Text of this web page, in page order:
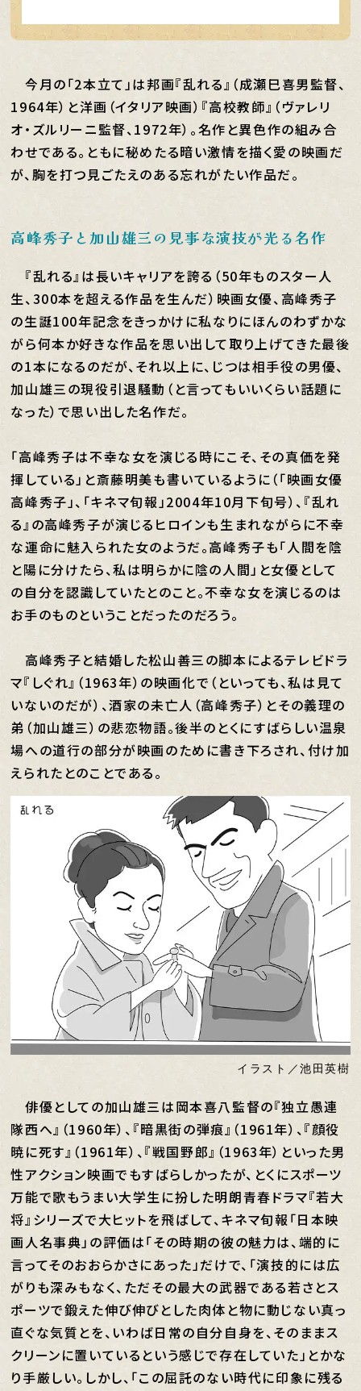
今月の「2本立て」は邦画『乱れる』（成瀬巳喜男監督、
1964年）と洋画（イタリア映画）『高校教師』（ヴァレリ
オ・ズルリーニ監督、1972年）。名作と異色作の組み合
わせである。ともに秘めたる暗い激情を描く愛の映画だ
が、胸を打つ見ごたえのある忘れがたい作品だ。
高峰秀子と加山雄三の見事な演技が光る名作
『乱れる』は長いキャリアを誇る（50年ものスター人
生、300本を超える作品を生んだ）映画女優、高峰秀子
の生誕100年記念をきっかけに私なりにほんのわずかな
がら何本か好きな作品を思い出して取り上げてきた最後
の1本になるのだが、それ以上に、じつは相手役の男優、
加山雄三の現役引退騒動（と言ってもいいくらい話題に
なった）で思い出した名作だ。
「高峰秀子は不幸な女を演じる時にこそ、その真価を発
揮している」と斎藤明美も書いているように（「映画女優
高峰秀子」、「キネマ旬報」2004年10月下旬号）、『乱れ
る』の高峰秀子が演じるヒロインも生まれながらに不幸
な運命に魅入られた女のようだ。高峰秀子も「人間を陰
と陽に分けたら、私は明らかに陰の人間」と女優として
の自分を認識していたとのこと。不幸な女を演じるのは
お手のものということだったのだろう。
高峰秀子と結婚した松山善三の脚本によるテレビドラ
マ『しぐれ』（1963年）の映画化で（といっても、私は見て
いないのだが）、酒家の未亡人（高峰秀子）とその義理の
弟（加山雄三）の悲恋物語。後半のとくにすばらしい温泉
場への道行の部分が映画のために書き下ろされ、付け加
えられたとのことである。
イラスト／池田英樹
俳優としての加山雄三は岡本喜八監督の『独立愚連
隊西へ』（1960年）、『暗黒街の弾痕』（1961年）、『顔役
暁に死す』（1961年）、『戦国野郎』（1963年）といった男
性アクション映画でもすばらしかったが、とくにスポーツ
万能で歌もうまい大学生に扮した明朗青春ドラマ『若大
将』シリーズで大ヒットを飛ばして、キネマ旬報「日本映
画人名事典」の評価は「その時期の彼の魅力は、端的に
言ってそのおおらかさにあった」だけで、「演技的には広
がりも深みもなく、ただその最大の武器である若さとス
ポーツで鍛えた伸び伸びとした肉体と物に動じない真っ
直ぐな気質とを、いわば日常の自分自身を、そのままス
クリーンに置いているという感じで存在していた」とかな
り手厳しい。しかし、「この屈託のない時代に印象に残る